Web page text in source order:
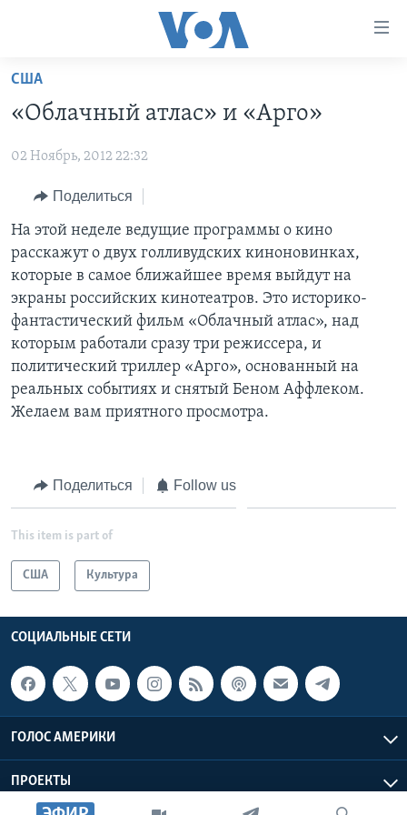
Перейти
основной
Перейти
навигации
Перейти
поиск
ГЛАВНОЕ
АМЕРИКА
НОВОСТИ ЗА МИНУТУ
ИТОГИ
ПОЧЕМУ ЭТО ВАЖНО?
ДИСКУССИЯ VOA
ДЕТАЛИ
НЬЮ-ЙОРК NEW YORK
АМЕРИКА. БОЛЬШОЕ ПУТЕШЕСТВИЕ
ПРОЕКТЫ
УЧИМ АНГЛИЙСКИЙ
НАША АМЕРИКАНСКАЯ ИСТОРИЯ
А КАК В АМЕРИКЕ?
АРТЕФАКТЫ
АМЕРИКАНСКИЕ ГОРОДКИ
ЭКСПЕРТИЗА
ИНТЕРВЬЮ
ФАКТЫ ПРОТИВ ФЕЙКОВ
ЗА СВОБОДУ ПРЕССЫ
УЧИМ АНГЛИЙСКИЙ
ВИДЕО
ПОДПИСКА НА НОВОСТИ
СОЦИАЛЬНЫЕ СЕТИ
Языки
США
«Облачный атлас» и «Арго»
02 Ноябрь, 2012 22:32
Поделиться
На этой неделе ведущие программы о кино
расскажут о двух голливудских киноновинках,
которые в самое ближайшее время выйдут на
экраны российских кинотеатров. Это историко-
фантастический фильм «Облачный атлас», над
которым работали сразу три режиссера, и
политический триллер «Арго», основанный на
реальных событиях и снятый Беном Аффлеком.
Желаем вам приятного просмотра.
Поделиться Follow us
This item is part of
США Культура
СОЦИАЛЬНЫЕ СЕТИ
ГОЛОС АМЕРИКИ
ПРОЕКТЫ